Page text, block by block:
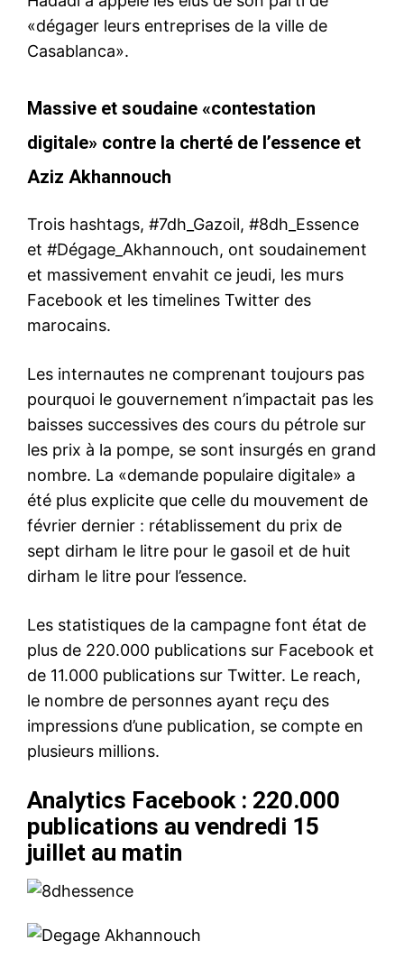
«dégager leurs entreprises de la ville de
Casablanca».
Massive et soudaine «contestation
digitale» contre la cherté de l’essence et
Aziz Akhannouch
Trois hashtags, #7dh_Gazoil, #8dh_Essence
et #Dégage_Akhannouch, ont soudainement
et massivement envahit ce jeudi, les murs
Facebook et les timelines Twitter des
marocains.
Les internautes ne comprenant toujours pas
pourquoi le gouvernement n’impactait pas les
baisses successives des cours du pétrole sur
les prix à la pompe, se sont insurgés en grand
nombre. La «demande populaire digitale» a
été plus explicite que celle du mouvement de
février dernier : rétablissement du prix de
sept dirham le litre pour le gasoil et de huit
dirham le litre pour l’essence.
Les statistiques de la campagne font état de
plus de 220.000 publications sur Facebook et
de 11.000 publications sur Twitter. Le reach,
le nombre de personnes ayant reçu des
impressions d’une publication, se compte en
plusieurs millions.
Analytics Facebook : 220.000
publications au vendredi 15
juillet au matin